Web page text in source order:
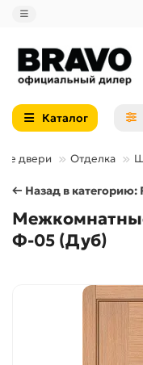
Каталог
двери Отделка
← Назад в категорию:
Ф-05 (Дуб)